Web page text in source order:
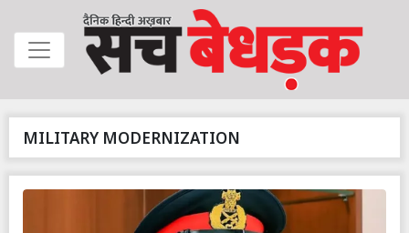
MILITARY MODERNIZATION